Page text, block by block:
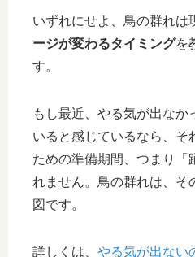
いずれにせよ、鳥の群れは
ージが変わるタイミングを
す。
もし最近、やる気が出なか
いると感じているなら、そ
ための準備期間、つまり「
れません。鳥の群れは、そ
図です。
詳しくは、 やる気が出ない